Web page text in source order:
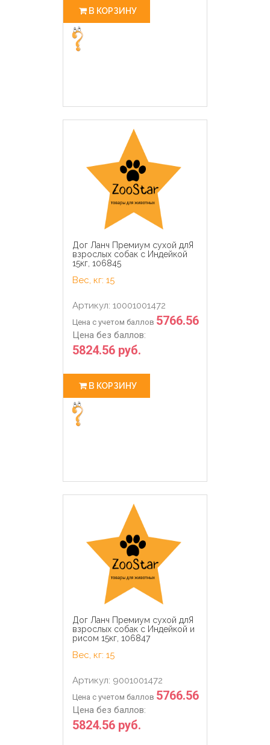
В КОРЗИНУ
Дог Ланч Премиум сухой длЯ
взрослых собак с Индейкой
15кг, 106845
Вес, кг: 15
Артикул: 10001001472
Цена с учетом баллов 5766.56
Цена без баллов:
5824.56 руб.
В КОРЗИНУ
Дог Ланч Премиум сухой длЯ
взрослых собак с Индейкой и
рисом 15кг, 106847
Вес, кг: 15
Артикул: 9001001472
Цена с учетом баллов 5766.56
Цена без баллов:
5824.56 руб.